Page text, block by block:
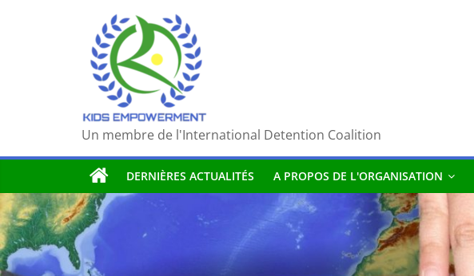
Un membre de l'International Detention Coalition
DERNIÈRES ACTUALITÉS A PROPOS DE L'ORGANISATION